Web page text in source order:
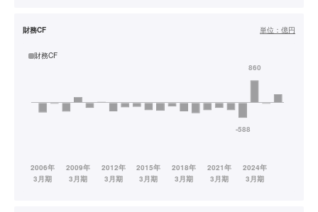
財務CF 単位： 億円
財務CF